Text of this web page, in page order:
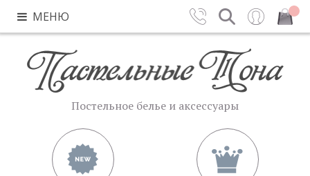
МЕНЮ Вход Закрыть
Постельное белье и аксессуары